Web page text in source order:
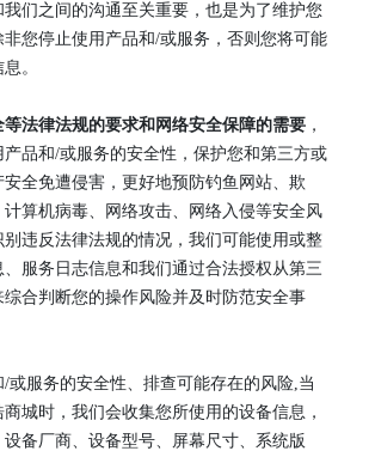
们之间的沟通至关重要，也是为了维护您
您停止使用产品和/或服务，否则您将可能
。
等法律法规的要求和网络安全保障的需要 ，
品和/或服务的安全性，保护您和第三方或
全免遭侵害，更好地预防钓鱼网站、欺
算机病毒、网络攻击、网络入侵等安全风
别违反法律法规的情况，我们可能使用或整
服务日志信息和我们通过合法授权从第三
合判断您的操作风险并及时防范安全事
/或服务的安全性、排查可能存在的风险,当
商城时 ， 我们会收集您所使用的设备信息 ，
备厂商、设备型号、屏幕尺寸、系统版